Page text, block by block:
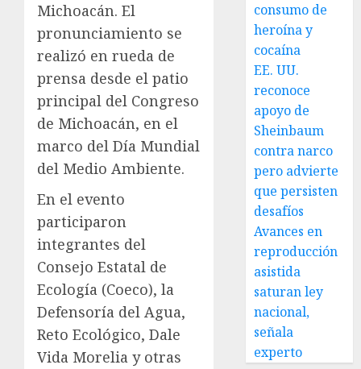
Michoacán. El
pronunciamiento se
realizó en rueda de
prensa desde el patio
principal del Congreso
de Michoacán, en el
marco del Día Mundial
del Medio Ambiente.
En el evento
participaron
integrantes del
Consejo Estatal de
Ecología (Coeco), la
Defensoría del Agua,
Reto Ecológico, Dale
Vida Morelia y otras
consumo de
heroína y
cocaína
EE. UU.
reconoce
apoyo de
Sheinbaum
contra narco
pero advierte
que persisten
desafíos
Avances en
reproducción
asistida
saturan ley
nacional,
señala
experto